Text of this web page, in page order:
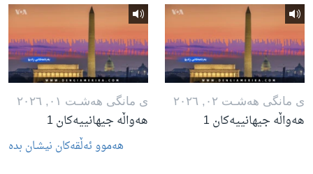
ی مانگی هه‌شـت ٠٢, ٢٠٢٦
هەواڵە جیهانییەکان 1
ی مانگی هه‌شـت ٠١, ٢٠٢٦
هەواڵە جیهانییەکان 1
هه‌موو ئه‌ڵقه‌کان نیشـان بده‌